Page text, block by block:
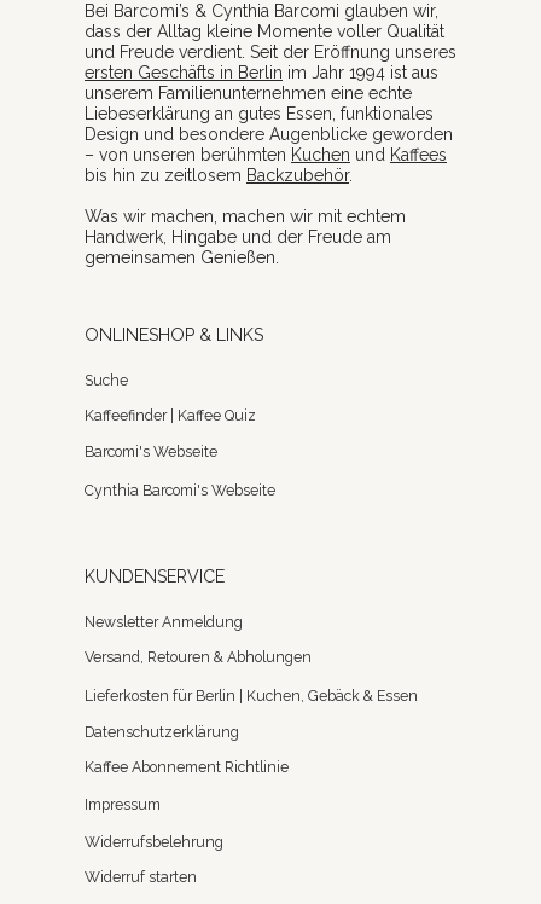
Bei Barcomi’s & Cynthia Barcomi glauben wir,
dass der Alltag kleine Momente voller Qualität
und Freude verdient. Seit der Eröffnung unseres
ersten Geschäfts in Berlin im Jahr 1994 ist aus
unserem Familienunternehmen eine echte
Liebeserklärung an gutes Essen, funktionales
Design und besondere Augenblicke geworden
– von unseren berühmten Kuchen und Kaffees
bis hin zu zeitlosem Backzubehör.
Was wir machen, machen wir mit echtem
Handwerk, Hingabe und der Freude am
gemeinsamen Genießen.
ONLINESHOP & LINKS
Suche
Kaffeefinder | Kaffee Quiz
Barcomi's Webseite
Cynthia Barcomi's Webseite
KUNDENSERVICE
Newsletter Anmeldung
Versand, Retouren & Abholungen
Lieferkosten für Berlin | Kuchen, Gebäck & Essen
Datenschutzerklärung
Kaffee Abonnement Richtlinie
Impressum
Widerrufsbelehrung
Widerruf starten